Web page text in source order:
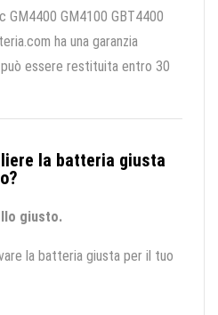
GM4400 GM4100 GBT4400
ha una garanzia
essere restituita entro 30
la batteria giusta
giusto.
la batteria giusta per il tuo